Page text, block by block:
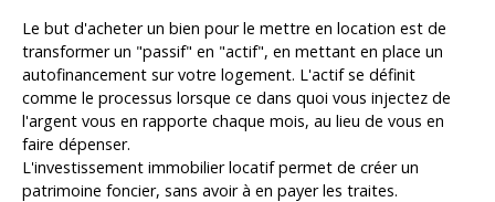
Le but d'acheter un bien pour le mettre en location est de
transformer un "passif" en "actif", en mettant en place un
autofinancement sur votre logement. L'actif se définit
comme le processus lorsque ce dans quoi vous injectez de
l'argent vous en rapporte chaque mois, au lieu de vous en
faire dépenser.
L'investissement immobilier locatif permet de créer un
patrimoine foncier, sans avoir à en payer les traites.